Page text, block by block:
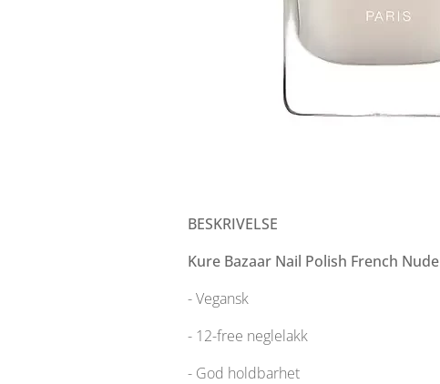
BESKRIVELSE
Kure Bazaar Nail Polish French Nude
- Vegansk
- 12-free neglelakk
- God holdbarhet